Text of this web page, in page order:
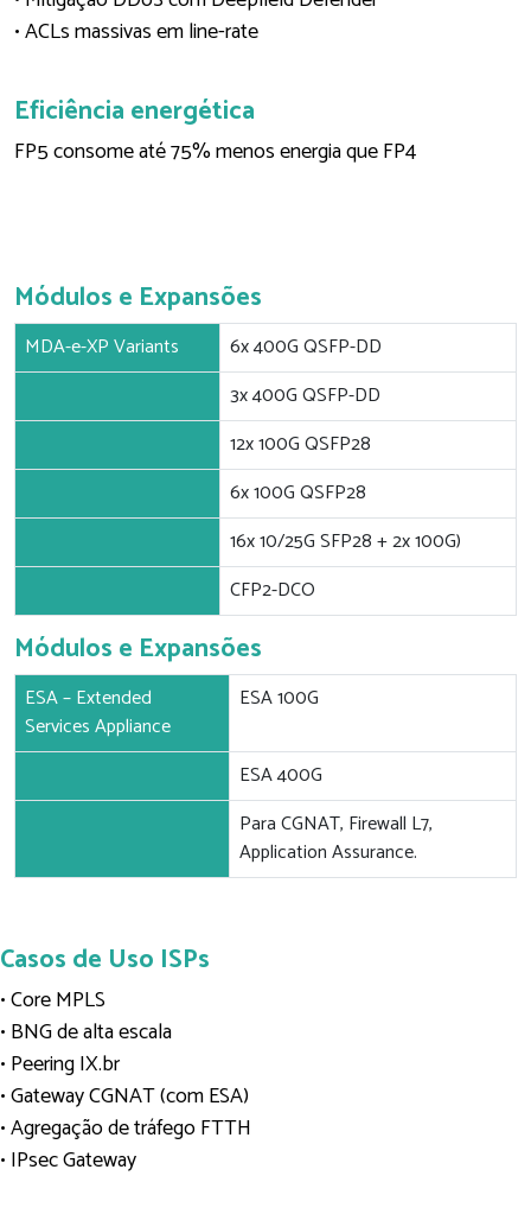
• ACLs massivas em line-rate
Eficiência energética
FP5 consome até 75% menos energia que FP4
Módulos e Expansões
MDA-e-XP Variants
6x 400G QSFP-DD
3x 400G QSFP-DD
12x 100G QSFP28
6x 100G QSFP28
16x 10/25G SFP28 + 2x 100G)
CFP2-DCO
Módulos e Expansões
ESA – Extended
Services Appliance
ESA 100G
ESA 400G
Para CGNAT, Firewall L7,
Application Assurance.
Casos de Uso ISPs
• Core MPLS
• BNG de alta escala
• Peering IX.br
• Gateway CGNAT (com ESA)
• Agregação de tráfego FTTH
• IPsec Gateway